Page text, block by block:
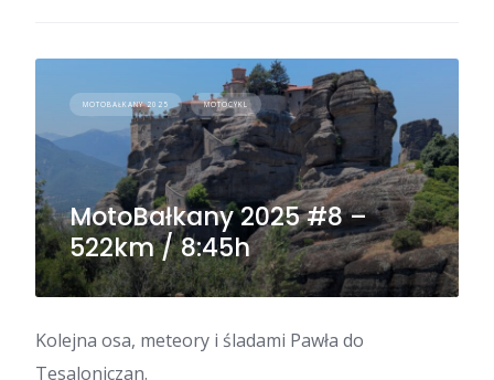
MOTOBAŁKANY 2025 MOTOCYKL
MotoBałkany 2025 #8 –
522km / 8:45h
Kolejna osa, meteory i śladami Pawła do
Tesaloniczan.